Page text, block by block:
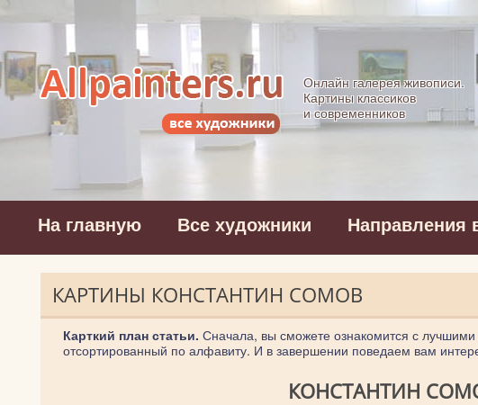
Allpainters.ru - картинная
Онлайн галерея живописи.
Картины классиков
и современников
На главную Все художники Направления
КАРТИНЫ КОНСТАНТИН СОМОВ
Карткий план статьи. Сначала, вы сможете ознакомится с
отсортированный по алфавиту. И в завершении поведаем вам
КОНСТАНТИН